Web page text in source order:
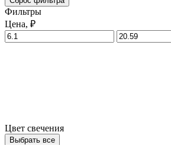
Фильтры
Цена, ₽
Цвет свечения
Выбрать все